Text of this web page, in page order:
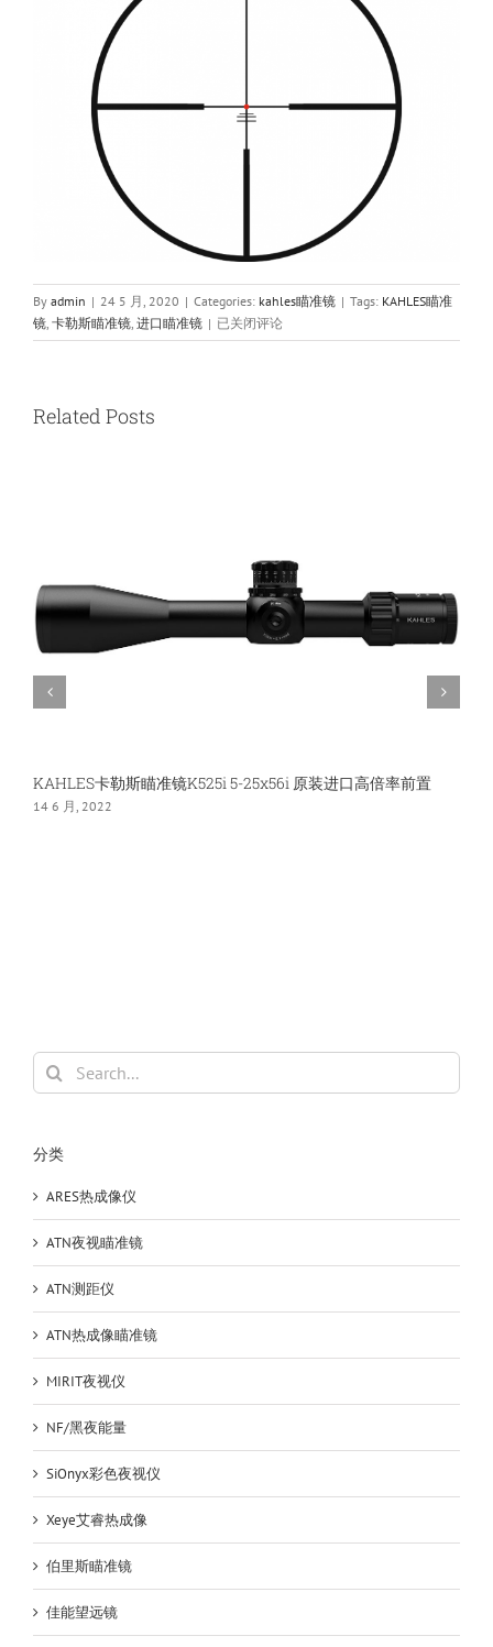
By admin | 24 5 月, 2020 | Categories: kahles瞄准镜 | Tags: KAHLES瞄准
镜, 卡勒斯瞄准镜, 进口瞄准镜 | KAHLES
卡
原
已关闭评论
Related Posts
KAHLES卡勒斯瞄准镜K525i 5-25x56i 原装进口高倍率前置
14 6 月, 2022
Search
for:
分类
ARES热成像仪
ATN夜视瞄准镜
ATN测距仪
ATN热成像瞄准镜
MIRIT夜视仪
NF/黑夜能量
SiOnyx彩色夜视仪
Xeye艾睿热成像
伯里斯瞄准镜
佳能望远镜